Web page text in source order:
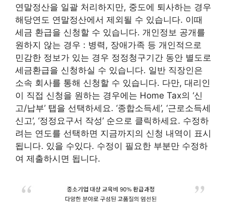
연말정산을 일괄 처리하지만, 중도에 퇴사하는 경우
해당연도 연말정산에서 제외될 수 있습니다. 이때
세금 환급을 신청할 수 있습니다. 개인정보 공개를
원하지 않는 경우 : 병력, 장애가족 등 개인적으로
민감한 정보가 있는 경우 정정청구기간 동안 별도로
세금환급을 신청하실 수 있습니다. 일반 직장인은
소속 회사를 통해 신청할 수 있습니다. 다만, 대리인
이 직접 신청을 원하는 경우에는 Home Tax의 ‘신
고/납부’ 탭을 선택하세요. ‘종합소득세’, ‘근로소득세
신고’, ‘정정요구서 작성’ 순으로 클릭하세요. 수정하
려는 연도를 선택하면 지금까지의 신청 내역이 표시
됩니다. 있을 수있다. 수정이 필요한 부분만 수정하
여 제출하시면 됩니다.